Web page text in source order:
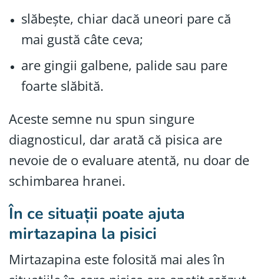
slăbește, chiar dacă uneori pare că
mai gustă câte ceva;
are gingii galbene, palide sau pare
foarte slăbită.
Aceste semne nu spun singure
diagnosticul, dar arată că pisica are
nevoie de o evaluare atentă, nu doar de
schimbarea hranei.
În ce situații poate ajuta
mirtazapina la pisici
Mirtazapina este folosită mai ales în